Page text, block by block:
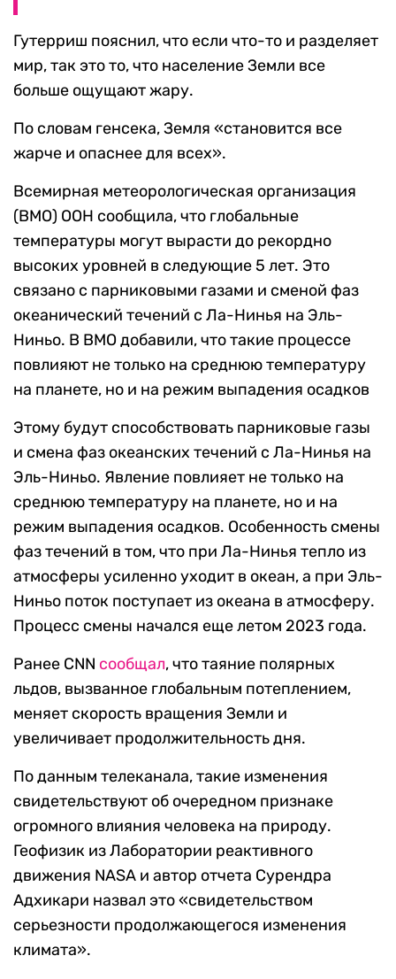
Гутерриш пояснил, что если что-то и разделяет
мир, так это то, что население Земли все
больше ощущают жару.
По словам генсека, Земля «становится все
жарче и опаснее для всех».
Всемирная метеорологическая организация
(ВМО) ООН сообщила, что глобальные
температуры могут вырасти до рекордно
высоких уровней в следующие 5 лет. Это
связано с парниковыми газами и сменой фаз
океанический течений с Ла-Нинья на Эль-
Ниньо. В ВМО добавили, что такие процессе
повлияют не только на среднюю температуру
на планете, но и на режим выпадения осадков
Этому будут способствовать парниковые газы
и смена фаз океанских течений с Ла-Нинья на
Эль-Ниньо. Явление повлияет не только на
среднюю температуру на планете, но и на
режим выпадения осадков. Особенность смены
фаз течений в том, что при Ла-Нинья тепло из
атмосферы усиленно уходит в океан, а при Эль-
Ниньо поток поступает из океана в атмосферу.
Процесс смены начался еще летом 2023 года.
Ранее CNN сообщал, что таяние полярных
льдов, вызванное глобальным потеплением,
меняет скорость вращения Земли и
увеличивает продолжительность дня.
По данным телеканала, такие изменения
свидетельствуют об очередном признаке
огромного влияния человека на природу.
Геофизик из Лаборатории реактивного
движения NASA и автор отчета Сурендра
Адхикари назвал это «свидетельством
серьезности продолжающегося изменения
климата».